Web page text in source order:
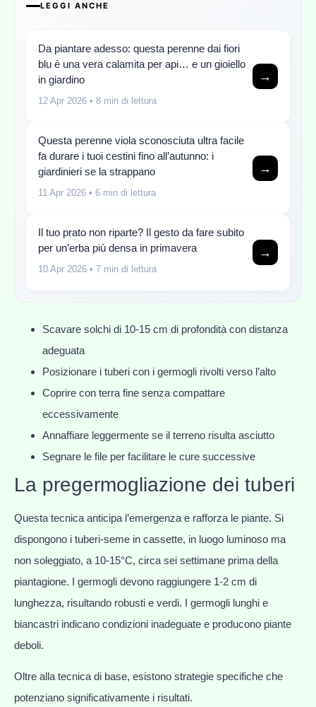
LEGGI ANCHE
Da piantare adesso: questa perenne dai fiori
blu è una vera calamita per api… e un gioiello
in giardino
12 Apr 2026 • 8 min di lettura
→
Questa perenne viola sconosciuta ultra facile
fa durare i tuoi cestini fino all’autunno: i
giardinieri se la strappano
11 Apr 2026 • 6 min di lettura
→
Il tuo prato non riparte? Il gesto da fare subito
per un’erba più densa in primavera
10 Apr 2026 • 7 min di lettura
→
Scavare solchi di 10-15 cm di profondità con distanza
adeguata
Posizionare i tuberi con i germogli rivolti verso l’alto
Coprire con terra fine senza compattare
eccessivamente
Annaffiare leggermente se il terreno risulta asciutto
Segnare le file per facilitare le cure successive
La pregermogliazione dei tuberi
Questa tecnica anticipa l’emergenza e rafforza le piante. Si
dispongono i tuberi-seme in cassette, in luogo luminoso ma
non soleggiato, a 10-15°C, circa sei settimane prima della
piantagione. I germogli devono raggiungere 1-2 cm di
lunghezza, risultando robusti e verdi. I germogli lunghi e
biancastri indicano condizioni inadeguate e producono piante
deboli.
Oltre alla tecnica di base, esistono strategie specifiche che
potenziano significativamente i risultati.